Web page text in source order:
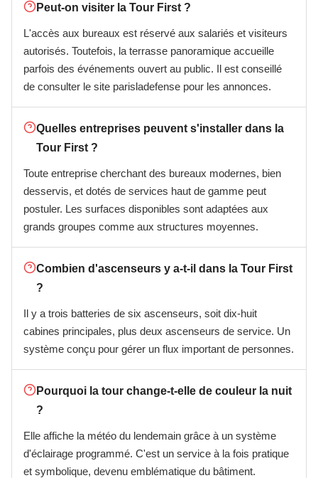
Peut-on visiter la Tour First ?
L'accès aux bureaux est réservé aux salariés et visiteurs
autorisés. Toutefois, la terrasse panoramique accueille
parfois des événements ouvert au public. Il est conseillé
de consulter le site parisladefense pour les annonces.
Quelles entreprises peuvent s'installer dans la
Tour First ?
Toute entreprise cherchant des bureaux modernes, bien
desservis, et dotés de services haut de gamme peut
postuler. Les surfaces disponibles sont adaptées aux
grands groupes comme aux structures moyennes.
Combien d'ascenseurs y a-t-il dans la Tour First
?
Il y a trois batteries de six ascenseurs, soit dix-huit
cabines principales, plus deux ascenseurs de service. Un
système conçu pour gérer un flux important de personnes.
Pourquoi la tour change-t-elle de couleur la nuit
?
Elle affiche la météo du lendemain grâce à un système
d'éclairage programmé. C'est un service à la fois pratique
et symbolique, devenu emblématique du bâtiment.